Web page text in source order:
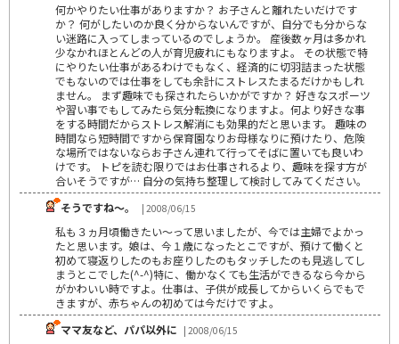
何かやりたい仕事がありますか？ お子さんと離れたいだけです
か？ 何がしたいのか良く分からないんですが、自分でも分からな
い迷路に入ってしまっているのでしょうか。 産後数ヶ月は多かれ
少なかれほとんどの人が育児疲れにもなりますよ。 その状態で特
にやりたい仕事があるわけでもなく、経済的に切羽詰まった状態
でもないのでは仕事をしても余計にストレスたまるだけかもしれ
ません。 まず趣味でも探されたらいかがですか？ 好きなスポーツ
や習い事でもしてみたら気分転換になりますよ。何より好きな事
をする時間だからストレス解消にも効果的だと思います。 趣味の
時間なら短時間ですから保育園なりお母様なりに預けたり、危険
な場所ではないならお子さん連れて行ってそばに置いても良いわ
けです。 トピを読む限りではお仕事されるより、趣味を探す方が
合いそうですが… 自分の気持ち整理して検討してみてください。
そうですね～。
| 2008/06/15
私も３ヵ月頃働きたい～って思いましたが、今では主婦でよかっ
たと思います。娘は、今１歳になったとこですが、預けて働くと
初めて寝返りしたのもお座りしたのもタッチしたのも見逃してし
まうとこでした(^-^)特に、働かなくても生活ができるなら今から
がかわいい時ですよ。仕事は、子供が成長してからいくらでもで
きますが、赤ちゃんの初めては今だけですよ。
ママ友など、パパ以外に | 2008/06/15